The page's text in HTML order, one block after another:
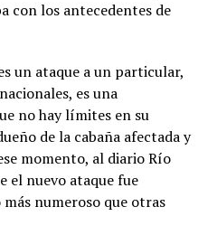
con los antecedentes de
un ataque a un particular,
es una
no hay límites en su
de la cabaña afectada y
momento, al diario Río
el nuevo ataque fue
numeroso que otras